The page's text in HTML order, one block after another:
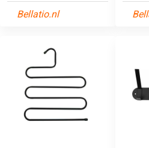
Bellatio.nl